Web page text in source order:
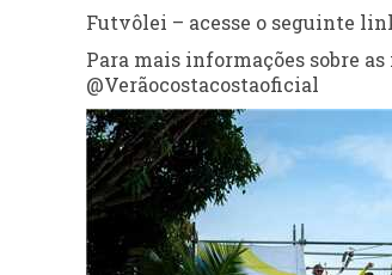
Futvôlei – acesse o seguinte
Para mais informações sobre
@Verãocostacostaoficial